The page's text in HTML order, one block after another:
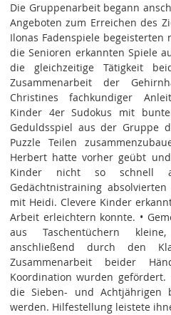
Die Gruppenarbeit begann
Angeboten zum Erreichen des
Ilonas Fadenspiele
die Senioren erkannten Spiele
die gleichzeitige Tätigkeit
Zusammenarbeit der
Christines fachkundiger
Kinder 4er Sudokus mit
Geduldsspiel aus der Gruppe
Puzzle Teilen
Herbert hatte vorher geübt
Kinder nicht so schnell
Gedächtnistraining
mit Heidi. Clevere Kinder
Arbeit erleichtern konnte. •
aus Taschentüchern
anschließend durch den
Zusammenarbeit beider
Koordination wurden gefördert.
die Sieben- und Achtjährigen
werden. Hilfestellung leistete